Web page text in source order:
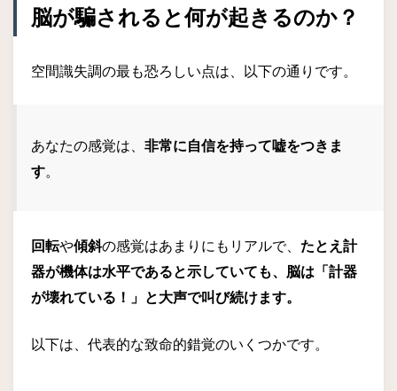
脳が騙されると何が起きるのか？
空間識失調の最も恐ろしい点は、以下の通りです。
あなたの感覚は、 非常に自信を持って嘘をつきま
す
回転や傾斜の感覚はあまりにもリアルで、 たとえ計
器が機体は水平であると示していても、脳は「計器
が壊れている！」と大声で叫び続けます。
以下は、代表的な致命的錯覚のいくつかです。